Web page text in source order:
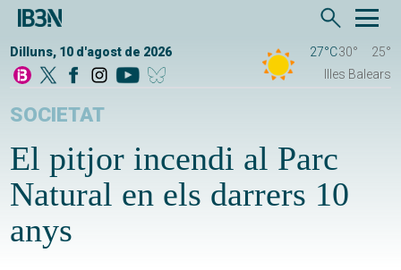
Dilluns, 10 d'agost de 2026 27°C30°
25°
Illes Balears
SOCIETAT
El pitjor incendi al Parc
Natural en els darrers 10
anys